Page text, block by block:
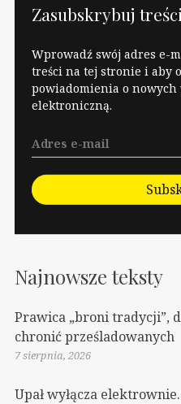
prawdopodobnie
celowo, miesza takie
pojęcia jak "podatki" i
"zakup…
Zasubskrybuj
Wprowadź swój adres e-
treści na tej stronie i aby
powiadomienia o nowych
elektroniczną.
Najnowsze teksty
Prawica „broni tradycji”,
chronić prześladowanych
7 sierpnia, 2026
Upał wyłącza